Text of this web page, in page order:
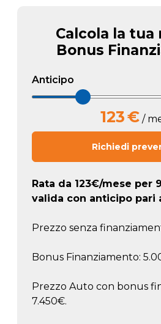
Calcola la tua
Bonus
Anticipo
123€ /
Richiedi
Rata da 123€/mese per
valida con anticipo pari
Prezzo senza
Bonus Finanziamento:
Prezzo Auto con bonus
7.450€.